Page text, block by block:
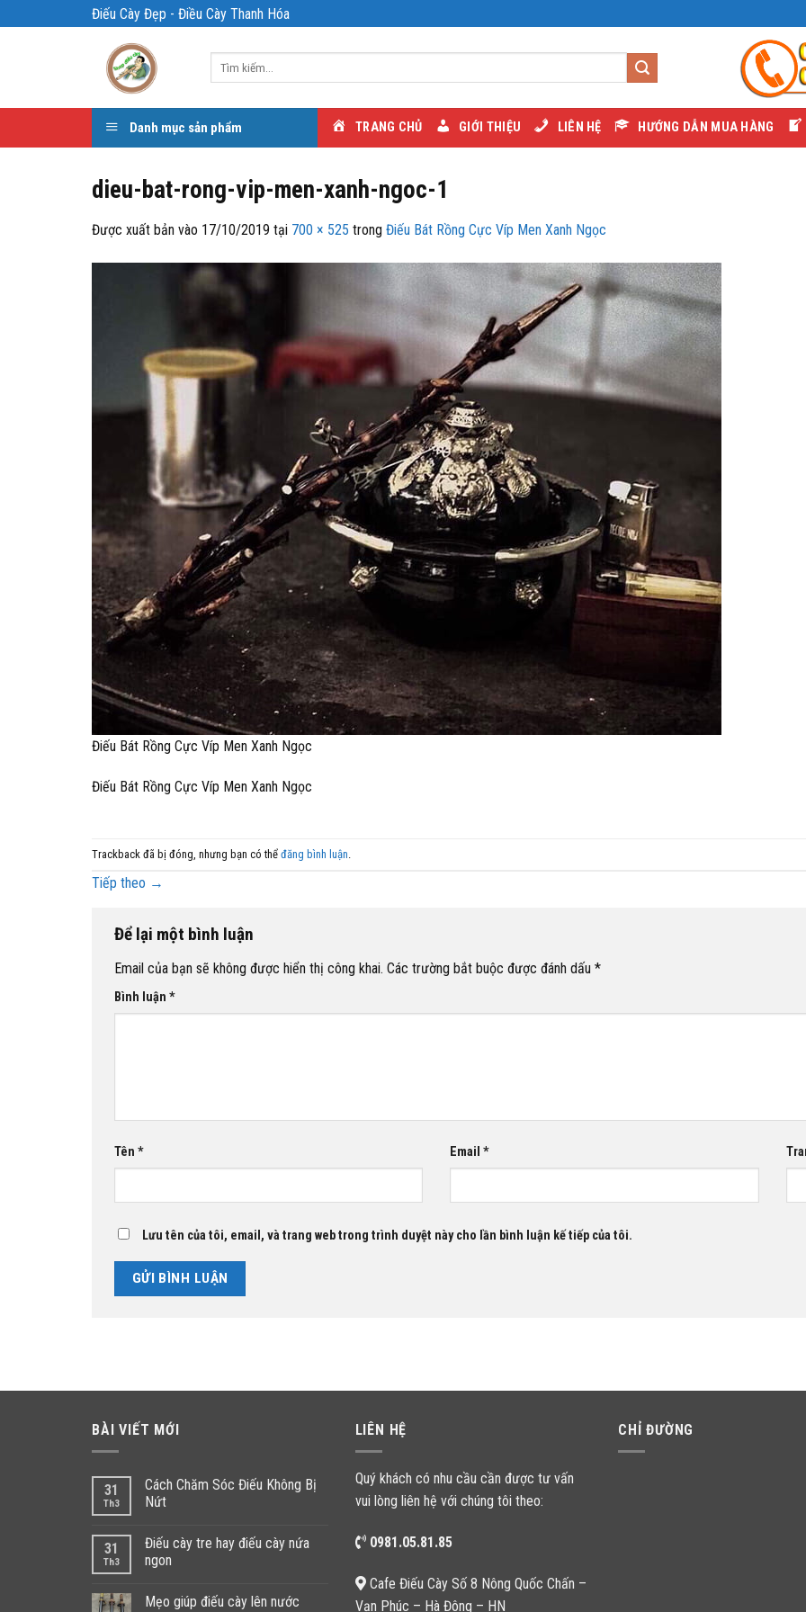
qua
Điếu Cày Đẹp - Điều Cày Thanh Hóa
Danh mục sản phẩm TRANG CHỦ GIỚI THIỆU LIÊN HỆ HƯỚNG DẪN MUA HÀNG
dieu-bat-rong-vip-men-xanh-ngoc-1
Được xuất bản vào 17/10/2019 tại 700 × 525 trong Điếu Bát Rồng Cực Víp Men Xanh Ngọc
Điếu Bát Rồng Cực Víp Men Xanh Ngọc
Điếu Bát Rồng Cực Víp Men Xanh Ngọc
Trackback đã bị đóng, nhưng bạn có thể đăng bình luận
Tiếp theo →
Để lại một bình luận
Email của bạn sẽ không được hiển thị công khai. Các trường bắt buộc được đánh dấu *
Bình luận *
Tên * Email*
Lưu tên của tôi, email, và trang web trong trình duyệt này cho lần bình luận kế tiếp của tôi.
BÀI VIẾT MỚI
31
Th3
Cách Chăm Sóc Điếu Không Bị
Nứt
31
Th3
Điếu cày tre hay điếu cày nứa
ngon
Mẹo giúp điếu cày lên nước
LIÊN HỆ
Quý khách có nhu cầu cần được tư vấn
vui lòng liên hệ với chúng tôi theo:
0981.05.81.85
Cafe Điếu Cày Số 8 Nông Quốc Chấn –
Vạn Phúc – Hà Đông – HN
CHỈ ĐƯỜNG